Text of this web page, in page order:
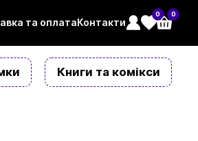
та оплатаКонтакти
0 0
Книги та комікси